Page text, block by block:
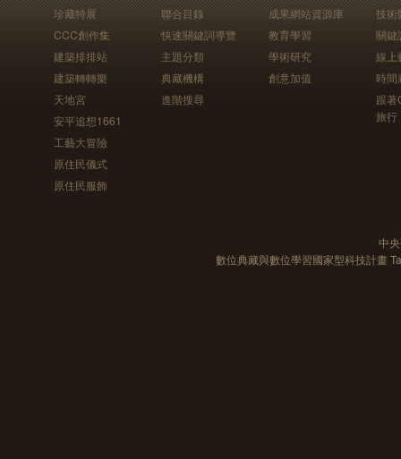
珍藏特展
CCC創作集
建築排排站
建築轉轉樂
天地宮
安平追想1661
工藝大冒險
原住民儀式
原住民服飾
聯合目錄
快速關鍵詞導覽
主題分類
典藏機構
進階搜尋
成果網站資源庫
教育學習
學術研究
創意加值
技術
關鍵
線上
時間
跟
旅行
中
數位典藏與數位學習國家型科技計畫